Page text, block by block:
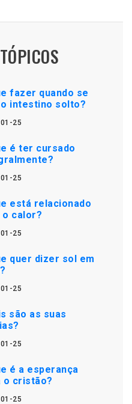
fazer quando se
intestino solto?
25
é ter cursado
25
está relacionado
o calor?
25
quer dizer sol em
25
são as suas
25
é a esperança
o cristão?
25